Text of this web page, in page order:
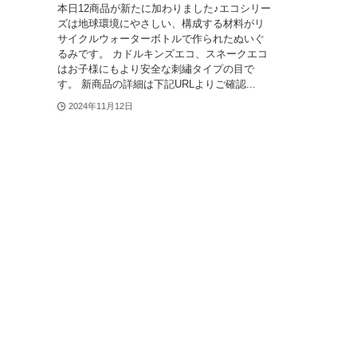
本日12商品が新たに加わりました♪エコシリー
ズは地球環境にやさしい、構成する材料がリ
サイクルウォーターボトルで作られたぬいぐ
るみです。 カドルキンズエコ、スネークエコ
はお子様にもより安全な刺繡タイプの目で
す。 新商品の詳細は下記URLよりご確認...
2024年11月12日